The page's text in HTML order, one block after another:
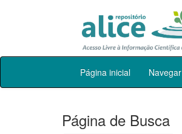
Skip
Página inicial Navegar
Página de Busca